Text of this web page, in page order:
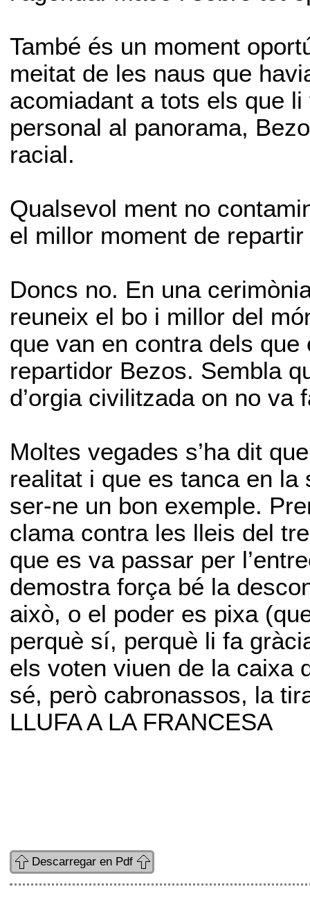
També és un moment
meitat de les naus que
acomiadant a tots els que
personal al panorama,
racial.
Qualsevol ment no
el millor moment de repartir
Doncs no. En una
reuneix el bo i millor del
que van en contra dels
repartidor Bezos. Sembla
d’orgia civilitzada on no va
Moltes vegades s’ha dit
realitat i que es tanca en
ser-ne un bon exemple.
clama contra les lleis del
que es va passar per
demostra força bé la
això, o el poder es pixa
perquè sí, perquè li fa
els voten viuen de la caixa
sé, però cabronassos, la
LLUFA A LA FRANCESA
Descarregar en Pdf